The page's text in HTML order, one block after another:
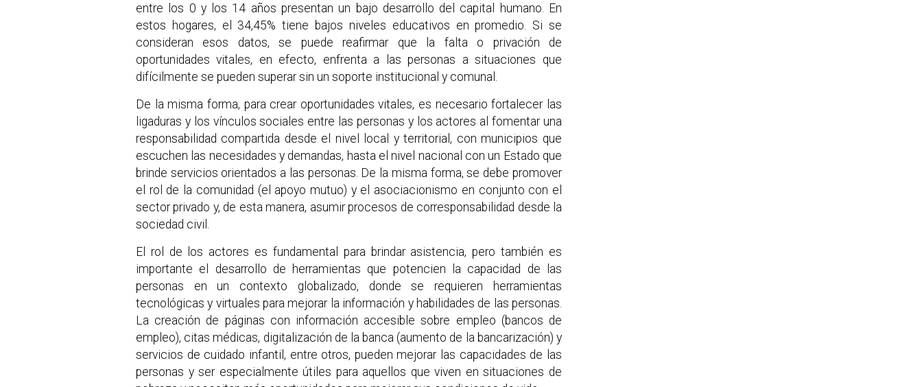
entre los 0 y los 14 años presentan un bajo desarrollo del capital humano. En
estos hogares, el 34,45% tiene bajos niveles educativos en promedio. Si se
consideran esos datos, se puede reafirmar que la falta o privación de
oportunidades vitales, en efecto, enfrenta a las personas a situaciones que
difícilmente se pueden superar sin un soporte institucional y comunal.
De la misma forma, para crear oportunidades vitales, es necesario fortalecer las
ligaduras y los vínculos sociales entre las personas y los actores al fomentar una
responsabilidad compartida desde el nivel local y territorial, con municipios que
escuchen las necesidades y demandas, hasta el nivel nacional con un Estado que
brinde servicios orientados a las personas. De la misma forma, se debe promover
el rol de la comunidad (el apoyo mutuo) y el asociacionismo en conjunto con el
sector privado y, de esta manera, asumir procesos de corresponsabilidad desde la
sociedad civil.
El rol de los actores es fundamental para brindar asistencia, pero también es
importante el desarrollo de herramientas que potencien la capacidad de las
personas en un contexto globalizado, donde se requieren herramientas
tecnológicas y virtuales para mejorar la información y habilidades de las personas.
La creación de páginas con información accesible sobre empleo (bancos de
empleo), citas médicas, digitalización de la banca (aumento de la bancarización) y
servicios de cuidado infantil, entre otros, pueden mejorar las capacidades de las
personas y ser especialmente útiles para aquellos que viven en situaciones de